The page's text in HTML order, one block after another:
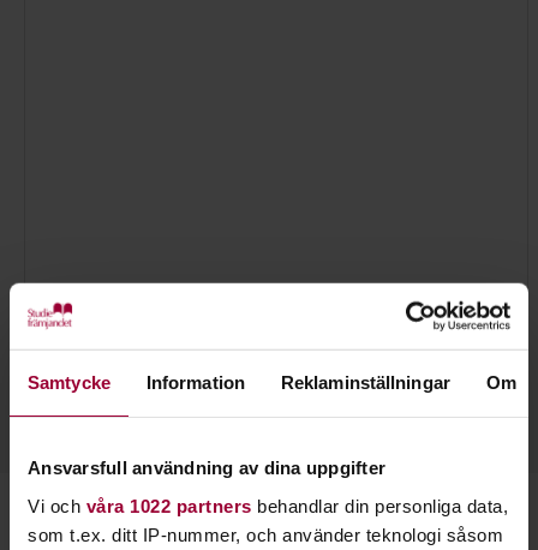
Samtycke Information Reklaminställningar Om
Ansvarsfull användning av dina uppgifter
Vi och våra 1022 partners behandlar din personliga data,
som t.ex. ditt IP-nummer, och använder teknologi såsom
Sara Eriksson
Folkbildningsutvecklare Natur, Miljö & Kultur
Skicka e-post
Starta en studiecirkel!